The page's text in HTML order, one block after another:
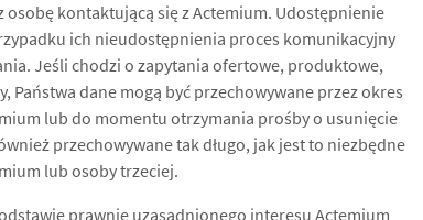
kontaktującą się z Actemium. Udostępnienie
ich nieudostępnienia proces komunikacyjny
Jeśli chodzi o zapytania ofertowe, produktowe,
Państwa dane mogą być przechowywane przez okres
lub do momentu otrzymania prośby o usunięcie
przechowywane tak długo, jak jest to niezbędne
lub osoby trzeciej.
prawnie uzasadnionego interesu Actemium